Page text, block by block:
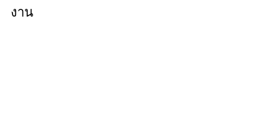
งาน